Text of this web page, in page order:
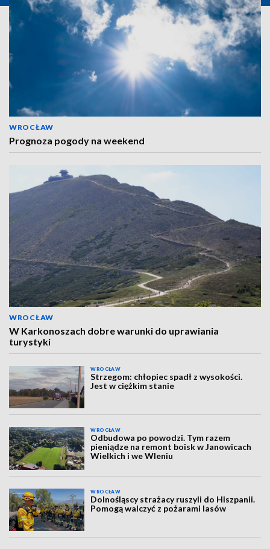
WROCŁAW
Prognoza pogody na weekend
WROCŁAW
W Karkonoszach dobre warunki do uprawiania
turystyki
WROCŁAW
Strzegom: chłopiec spadł z wysokości.
Jest w ciężkim stanie
WROCŁAW
Odbudowa po powodzi. Tym razem
pieniądze na remont boisk w Janowicach
Wielkich i we Wleniu
WROCŁAW
Dolnośląscy strażacy ruszyli do Hiszpanii.
Pomogą walczyć z pożarami lasów